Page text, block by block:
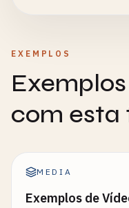
EXEMPLOS
com esta
MEDIA
Exemplos de